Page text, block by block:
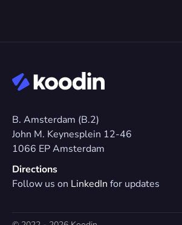
B. Amsterdam (B.2)
John M. Keynesplein 12-46
1066 EP Amsterdam
Directions
Follow us on LinkedIn for updates